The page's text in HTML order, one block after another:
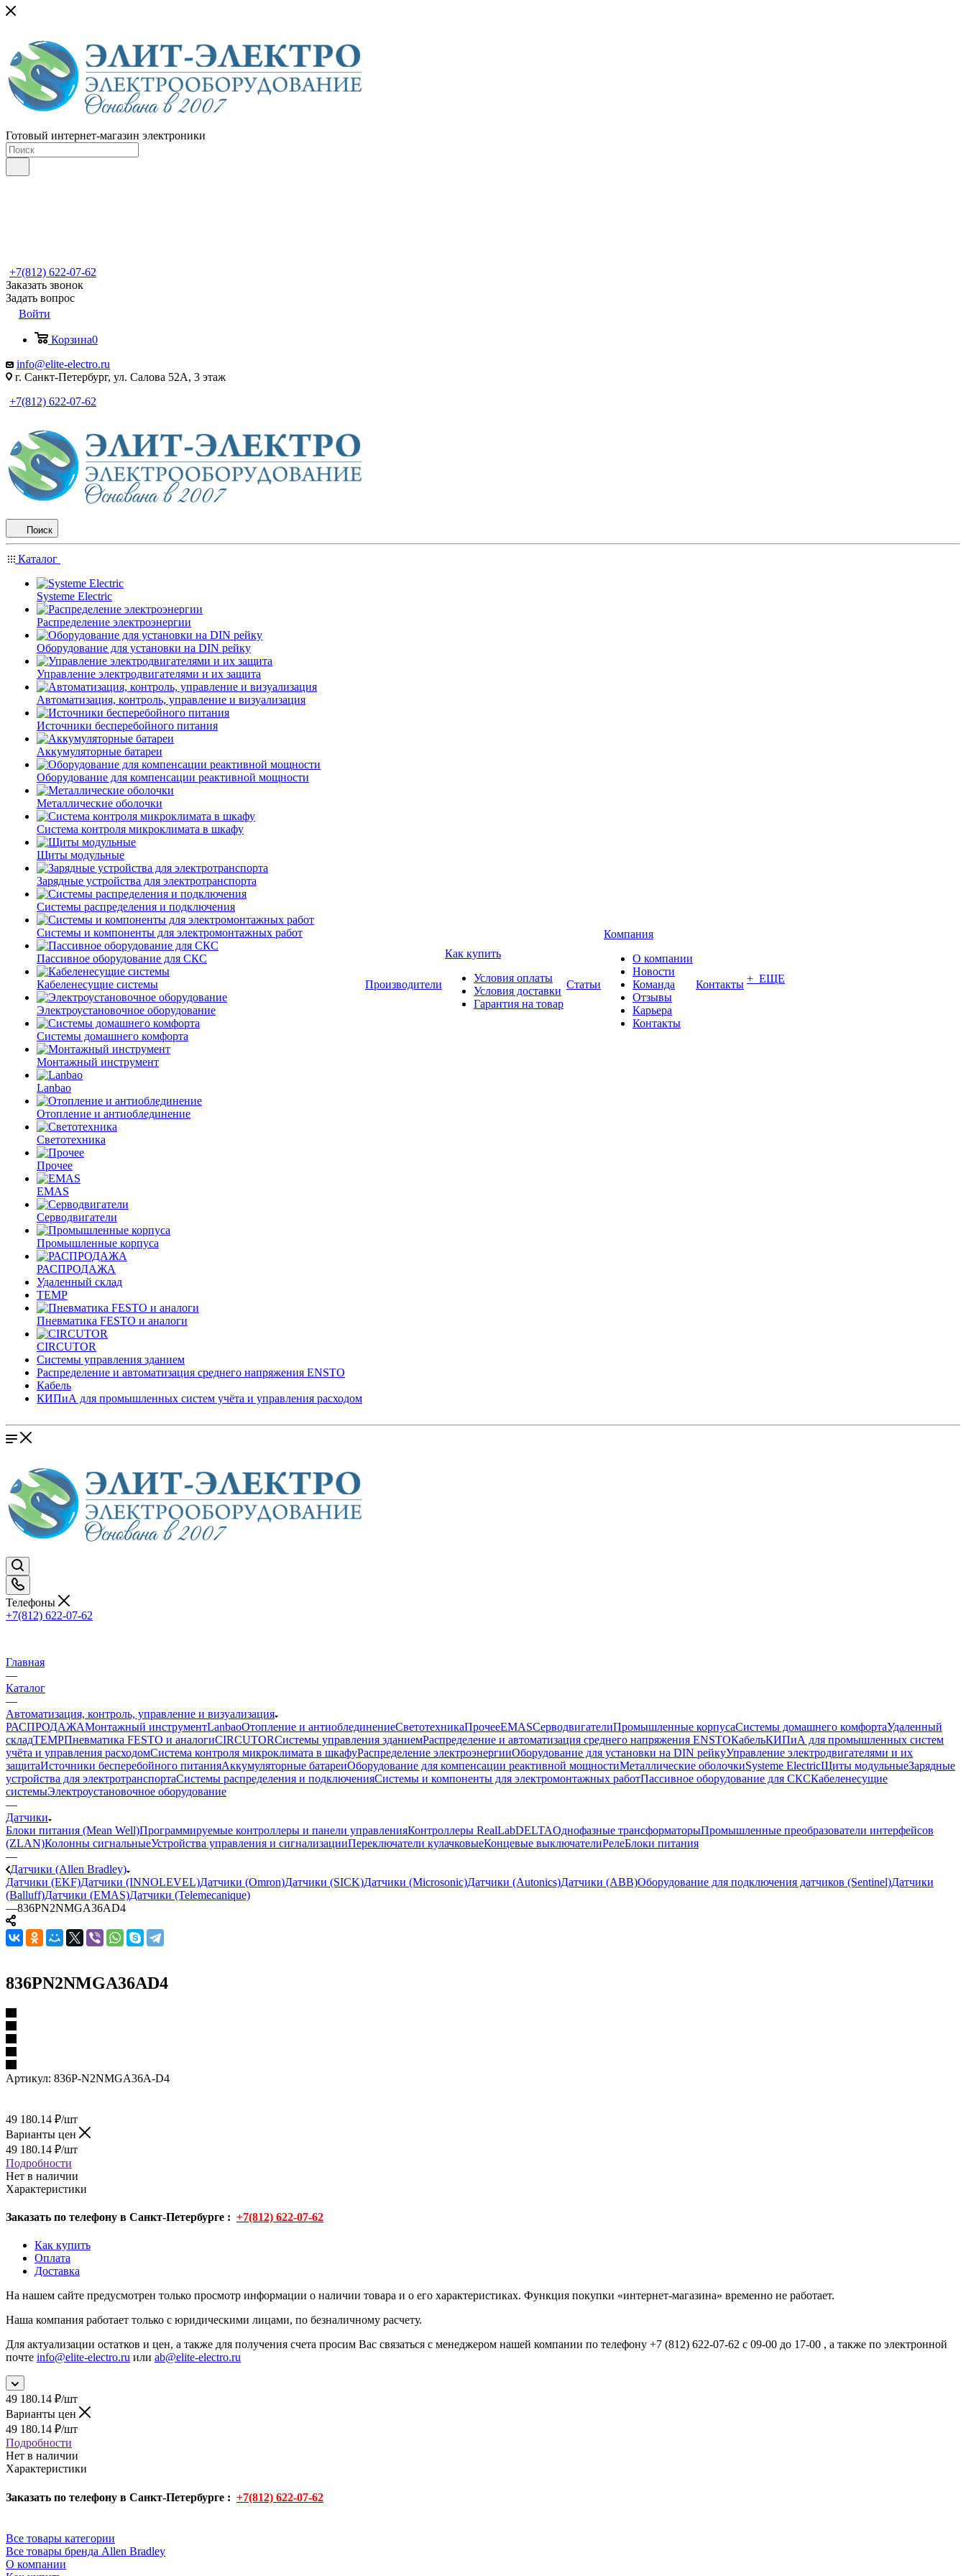
Готовый интернет-магазин электроники
+7(812) 622-07-62
Заказать звонок
Задать вопрос
Войти
Корзина0
info@elite-electro.ru
г. Санкт-Петербург, ул. Салова 52А, 3 этаж
+7(812) 622-07-62
Поиск
Каталог
Systeme Electric
Распределение электроэнергии
Оборудование для установки на DIN рейку
Управление электродвигателями и их защита
Автоматизация, контроль, управление и визуализация
Источники бесперебойного питания
Аккумуляторные батареи
Оборудование для компенсации реактивной мощности
Металлические оболочки
Система контроля микроклимата в шкафу
Щиты модульные
Зарядные устройства для электротранспорта
Системы распределения и подключения
Системы и компоненты для электромонтажных работ
Пассивное оборудование для СКС
Кабеленесущие системы
Электроустановочное оборудование
Системы домашнего комфорта
Монтажный инструмент
Lanbao
Отопление и антиоблединение
Светотехника
Прочее
EMAS
Cерводвигатели
Промышленные корпуса
РАСПРОДАЖА
Удаленный склад
TEMP
Пневматика FESTO и аналоги
CIRCUTOR
Системы управления зданием
Распределение и автоматизация среднего напряжения ENSTO
Кабель
КИПиА для промышленных систем учёта и управления расходом
Производители
Как купить
Условия оплаты
Условия доставки
Гарантия на товар
Статьи
Компания
О компании
Новости
Команда
Отзывы
Карьера
Контакты
Контакты + ЕЩЕ
Телефоны
+7(812) 622-07-62
Главная
—
Каталог
—
Автоматизация, контроль, управление и визуализация
РАСПРОДАЖАМонтажный инструментLanbaoОтопление и антиоблединениеСветотехникаПрочееEMASCерводвигателиПромышленные корпусаСистемы домашнего комфортаУдаленный
складTEMPПневматика FESTO и аналогиCIRCUTORСистемы управления зданиемРаспределение и автоматизация среднего напряжения ENSTOКабельКИПиА для промышленных систем
учёта и управления расходомСистема контроля микроклимата в шкафуРаспределение электроэнергииОборудование для установки на DIN рейкуУправление электродвигателями и их
защитаИсточники бесперебойного питанияАккумуляторные батареиОборудование для компенсации реактивной мощностиМеталлические оболочкиSysteme ElectricЩиты модульныеЗарядные
устройства для электротранспортаСистемы распределения и подключенияСистемы и компоненты для электромонтажных работПассивное оборудование для СКСКабеленесущие
системыЭлектроустановочное оборудование
—
Датчики
Блоки питания (Mean Well)Программируемые контроллеры и панели управленияКонтроллеры RealLabDELTAОднофазные трансформаторыПромышленные преобразователи интерфейсов
(ZLAN)Колонны сигнальныеУстройства управления и сигнализацииПереключатели кулачковыеКонцевые выключателиРелеБлоки питания
—
Датчики (Allen Bradley)
Датчики (EKF)Датчики (INNOLEVEL)Датчики (Omron)Датчики (SICK)Датчики (Microsonic)Датчики (Autonics)Датчики (ABB)Оборудование для подключения датчиков (Sentinel)Датчики
(Balluff)Датчики (EMAS)Датчики (Telemecanique)
—836PN2NMGA36AD4
836PN2NMGA36AD4
Артикул: 836P-N2NMGA36A-D4
49 180.14 ₽/шт
Варианты цен
49 180.14 ₽/шт
Подробности
Нет в наличии
Характеристики
Заказать по телефону в Санкт-Петербурге : +7(812) 622-07-62
Как купить
Оплата
Доставка
На нашем сайте предусмотрен только просмотр информации о наличии товара и о его характеристиках. Функция покупки «интернет-магазина» временно не работает.
Наша компания работает только с юридическими лицами, по безналичному расчету.
Для актуализации остатков и цен, а также для получения счета просим Вас связаться с менеджером нашей компании по телефону +7 (812) 622-07-62 с 09-00 до 17-00 , а также по электронной
почте info@elite-electro.ru или ab@elite-electro.ru
49 180.14 ₽/шт
Варианты цен
49 180.14 ₽/шт
Подробности
Нет в наличии
Характеристики
Заказать по телефону в Санкт-Петербурге : +7(812) 622-07-62
Все товары категории
Все товары бренда Allen Bradley
О компании